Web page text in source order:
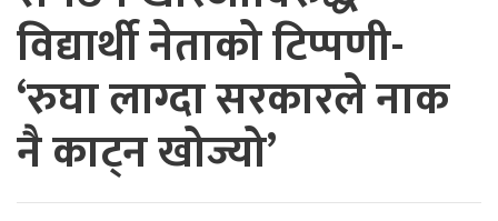
विद्यार्थी नेताको टिप्पणी-
‘रुघा लाग्दा सरकारले नाक
नै काट्न खोज्यो’